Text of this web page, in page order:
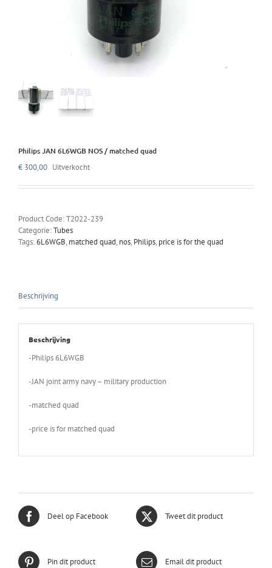
Philips JAN 6L6WGB NOS / matched quad
€ 300,00 Uitverkocht
Product Code:T2022-239
Categorie:Tubes
Tags:6L6WGB, matched quad, nos, Philips, price is for the quad
Beschrijving
Beschrijving
-Philips 6L6WGB
-JAN joint army navy – military production
-matched quad
-price is for matched quad
Deel op Facebook Tweet dit product
Pin dit product Email dit product